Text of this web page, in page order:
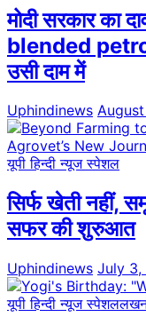
मोदी सरकार का
blended petrol
उसी दाम में
Uphindinews
यूपी हिन्दी न्यूज स्पेशल
सिर्फ खेती नहीं,
सफर की शुरुआत
Uphindinews July 3,
यूपी हिन्दी न्यूज स्पेशल